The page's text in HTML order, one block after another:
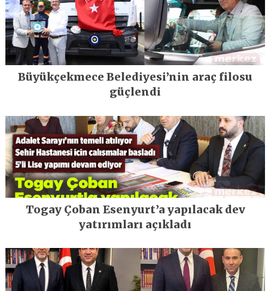
Büyükçekmece Belediyesi’nin araç filosu
güçlendi
Togay Çoban Esenyurt’a yapılacak dev
yatırımları açıkladı